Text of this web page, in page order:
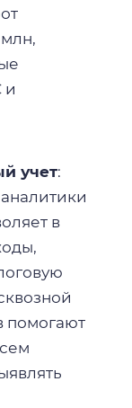
и
учет:
в
помогают